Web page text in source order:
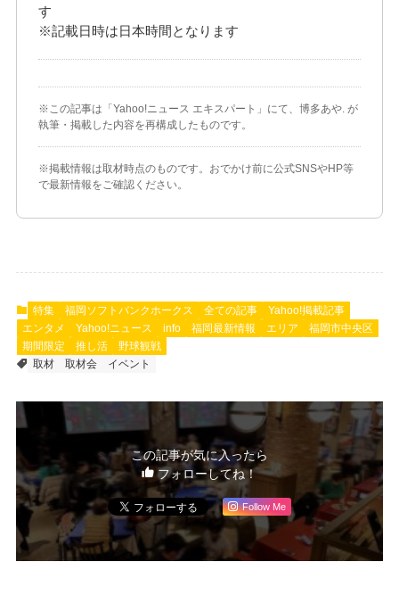
す
※記載日時は日本時間となります
※この記事は「Yahoo!ニュース エキスパート」にて、博多あや. が
執筆・掲載した内容を再構成したものです。
※掲載情報は取材時点のものです。おでかけ前に公式SNSやHP等
で最新情報をご確認ください。
特集 福岡ソフトバンクホークス 全ての記事
Yahoo!掲載記事
エンタメ
Yahoo!ニュース info 福岡最新情報 エリア
福岡市中央区
期間限定
推し活
野球観戦
取材
取材会 イベント
この記事が気に入ったら
フォローしてね！
Follow Me